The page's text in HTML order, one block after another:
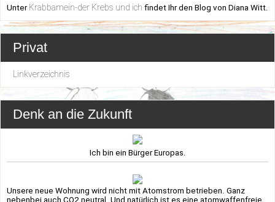
Unter Krabbamein-der Krebs und ich findet Ihr den Blog von Diana Witt.
Privat
Linkverzeichnis
Denk an die Zukunft
Ich bin ein Bürger Europas.
Unsere neue Wohnung wird nicht mit Atomstrom betrieben. Ganz
nebenbei auch CO2 neutral. Und natürlich ist es eine atomwaffenfreie